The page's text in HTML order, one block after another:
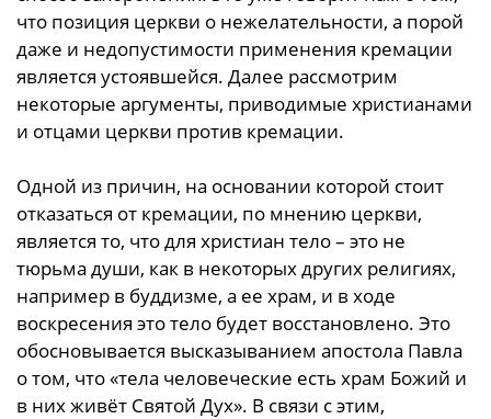
что позиция церкви о нежелательности, а порой
даже и недопустимости применения кремации
является устоявшейся. Далее рассмотрим
некоторые аргументы, приводимые христианами
и отцами церкви против кремации.
Одной из причин, на основании которой стоит
отказаться от кремации, по мнению церкви,
является то, что для христиан тело – это не
тюрьма души, как в некоторых других религиях,
например в буддизме, а ее храм, и в ходе
воскресения это тело будет восстановлено. Это
обосновывается высказыванием апостола Павла
о том, что «тела человеческие есть храм Божий и
в них живёт Святой Дух». В связи с этим,